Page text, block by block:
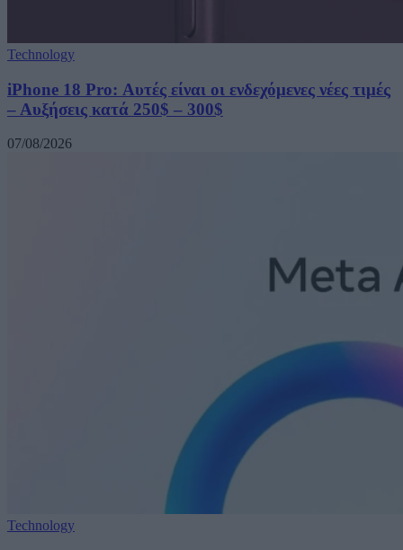
Technology
iPhone 18 Pro: Αυτές είναι οι ενδεχόμενες νέες τιμές
– Αυξήσεις κατά 250$ – 300$
07/08/2026
Technology